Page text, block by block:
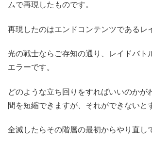
ムで再現したものです。
再現したのはエンドコンテンツであるレ
光の戦士ならご存知の通り、レイドバト
エラーです。
どのような立ち回りをすればいいのかが
間を短縮できますが、それができないと
全滅したらその階層の最初からやり直し